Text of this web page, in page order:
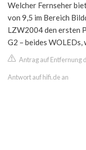
Welcher Fernseher
von 9,5 im Bereich
LZW2004 den ersten
G2 – beides WOLEDs,
Antrag auf Entfernung
Antwort auf hifi.de an